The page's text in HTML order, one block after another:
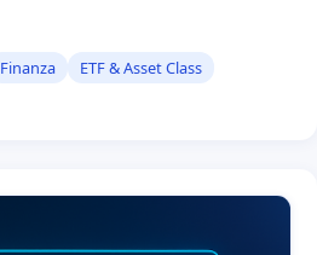
Finanza
ETF & Asset Class